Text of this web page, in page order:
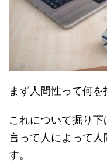
まず人間性って何を
これについて掘り
言って人によって人
す。